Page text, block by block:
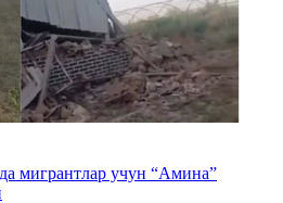
мигрантлар учун “Амина”